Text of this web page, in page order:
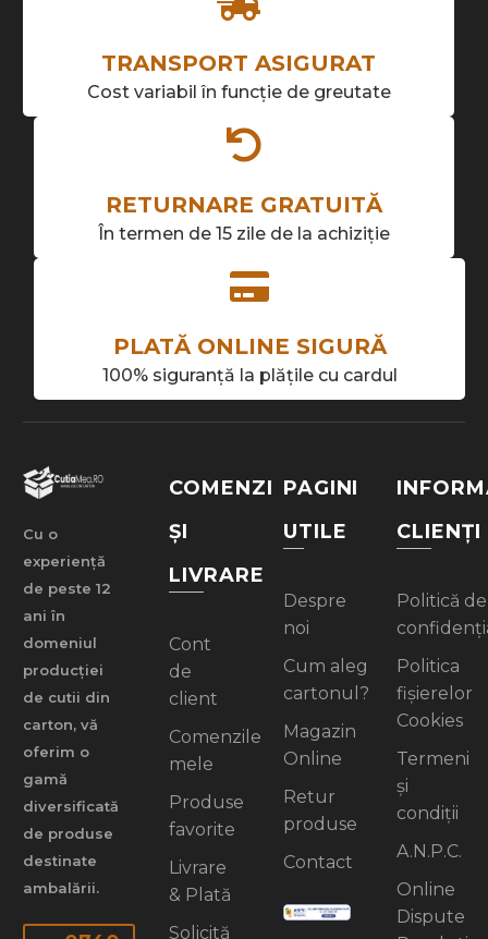
TRANSPORT ASIGURAT
Cost variabil în funcție de greutate
RETURNARE GRATUITĂ
În termen de 15 zile de la achiziție
PLATĂ ONLINE SIGURĂ
100% siguranță la plățile cu cardul
Cu o
experiență
de peste 12
ani în
domeniul
producției
de cutii din
carton, vă
oferim o
gamă
diversificată
de produse
destinate
ambalării.
COMENZI
ȘI
LIVRARE
Cont
de
client
Comenzile
mele
Produse
favorite
Livrare
& Plată
Solicită
PAGINI
UTILE
Despre
noi
Cum aleg
cartonul?
Magazin
Online
Retur
produse
Contact
CLIENȚI
Politică de
Politica
fișierelor
Cookies
Termeni
și
condiții
A.N.P.C.
Online
Dispute